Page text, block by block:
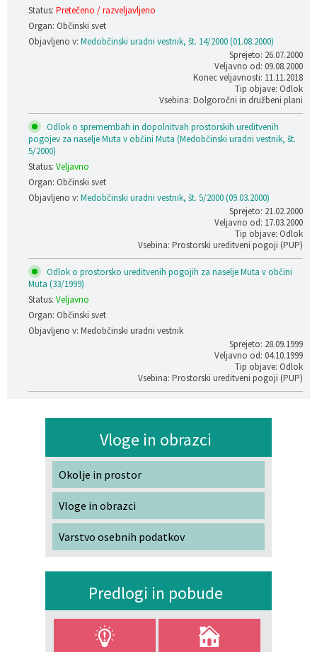
Status: Pretečeno / razveljavljeno
Organ: Občinski svet
Objavljeno v: Medobčinski uradni vestnik, št. 14/2000 (01.08.2000)
Sprejeto: 26.07.2000
Veljavno od: 09.08.2000
Konec veljavnosti: 11.11.2018
Tip objave: Odlok
Vsebina: Dolgoročni in družbeni plani
Odlok o spremembah in dopolnitvah prostorskih ureditvenih
pogojev za naselje Muta v občini Muta (Medobčinski uradni vestnik, št.
5/2000)
Status: Veljavno
Organ: Občinski svet
Objavljeno v: Medobčinski uradni vestnik, št. 5/2000 (09.03.2000)
Sprejeto: 21.02.2000
Veljavno od: 17.03.2000
Tip objave: Odlok
Vsebina: Prostorski ureditveni pogoji (PUP)
Odlok o prostorsko ureditvenih pogojih za naselje Muta v občini
Muta (33/1999)
Status: Veljavno
Organ: Občinski svet
Objavljeno v: Medobčinski uradni vestnik
Sprejeto: 28.09.1999
Veljavno od: 04.10.1999
Tip objave: Odlok
Vsebina: Prostorski ureditveni pogoji (PUP)
Vloge in obrazci
Okolje in prostor
Vloge in obrazci
Varstvo osebnih podatkov
Predlogi in pobude